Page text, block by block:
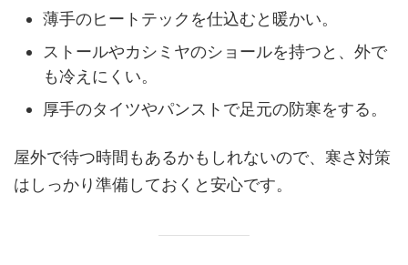
薄手のヒートテックを仕込むと暖かい。
ストールやカシミヤのショールを持つと、外で
も冷えにくい。
厚手のタイツやパンストで足元の防寒をする。
屋外で待つ時間もあるかもしれないので、寒さ対策
はしっかり準備しておくと安心です。